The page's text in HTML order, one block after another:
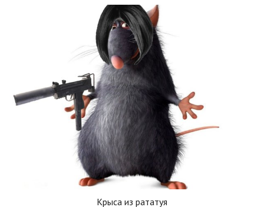
Крыса из рататуя